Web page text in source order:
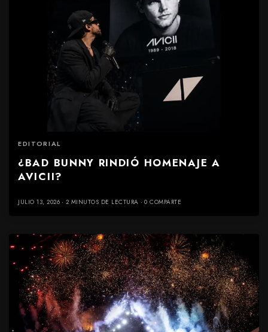
EDITORIAL
¿BAD BUNNY RINDIÓ HOMENAJE A
AVICII?
JULIO 13, 2026 2 MINUTOS DE LECTURA 0 COMPARTE